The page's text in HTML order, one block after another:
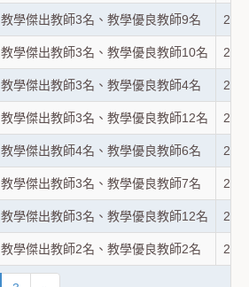
教學傑出教師3名、教學優良教師9名
教學傑出教師3名、教學優良教師10名
教學傑出教師3名、教學優良教師4名
教學傑出教師3名、教學優良教師12名
教學傑出教師4名、教學優良教師6名
教學傑出教師3名、教學優良教師7名
教學傑出教師3名、教學優良教師12名
教學傑出教師2名、教學優良教師2名